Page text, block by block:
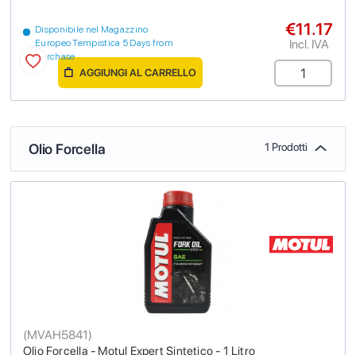
Disponibile nel Magazzino
Europeo Tempistica 5 Days from
purchase
€11.17
Incl. IVA
AGGIUNGI AL CARRELLO
Olio Forcella 1 Prodotti
Olio Forcella - Motul Expert Sintetico - 1 Litro
(MVAH5841)